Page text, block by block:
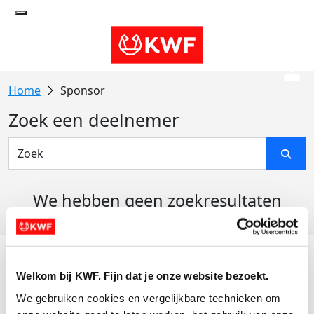
Welkom bij KWF. Fijn dat je onze website bezoekt.
We gebruiken cookies en vergelijkbare technieken om
Sponsor
Zoek een deelnemer
We hebben geen zoekresultaten
Actiematerialen
Evenementen